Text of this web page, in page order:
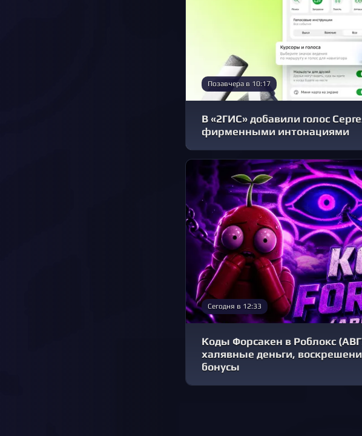
Позавчера в 10:17
В «2ГИС» добавили голос
фирменными интонациями
Сегодня в 12:33
Коды Форсакен в Роблокс
халявные деньги,
бонусы